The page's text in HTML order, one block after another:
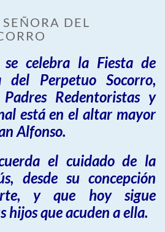
DEL
celebra la Fiesta de
del Perpetuo Socorro,
Redentoristas y
está en el altar mayor
Alfonso.
el cuidado de la
desde su concepción
y que hoy sigue
hijos que acuden a ella.